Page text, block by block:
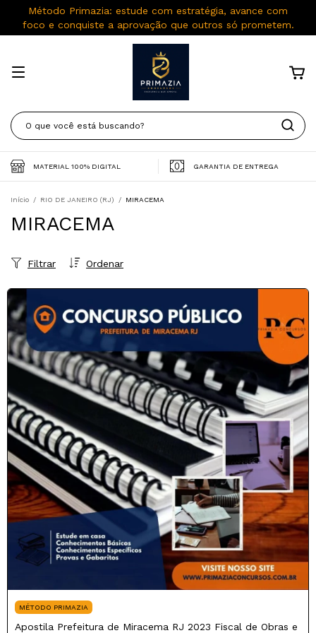
Método Primazia: estude com estratégia, avance com
foco e conquiste a aprovação que outros só prometem.
MATERIAL 100% DIGITAL GARANTIA DE ENTREGA
Início / RIO DE JANEIRO (RJ) / MIRACEMA
MIRACEMA
Ordenar
Filtrar
MÉTODO PRIMAZIA
Apostila Prefeitura de Miracema RJ 2023 Fiscal de Obras e